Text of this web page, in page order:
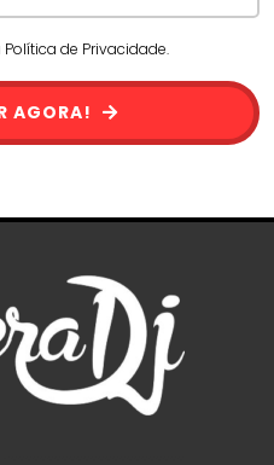
de Privacidade.
AGORA!